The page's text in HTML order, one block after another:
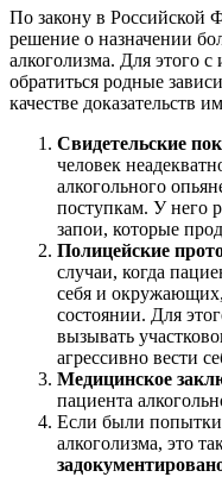
По закону в Российской
решение о назначении
алкоголизма. Для этого
обратиться родные
качестве доказательств им
Свидетельские
человек
алкогольного
поступкам. У него
запои, которые
Полицейские
случаи, когда
себя и
состоянии. Для
вызывать
агрессивно вести
Медицинское
пациента
Если были попытки
алкоголизма, это